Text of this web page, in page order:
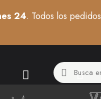
24. Todos los pedidos